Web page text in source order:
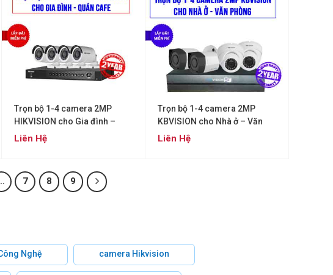
Trọn bộ 1-4 camera 2MP
HIKVISION cho Gia đình –
Quán cafe (Gói Silver 18)
Liên Hệ
Trọn bộ 1-4 camera 2MP
KBVISION cho Nhà ở – Văn
phòng (Gói Silver 39)
Liên Hệ
7 8 9
Nghệ camera Hikvision